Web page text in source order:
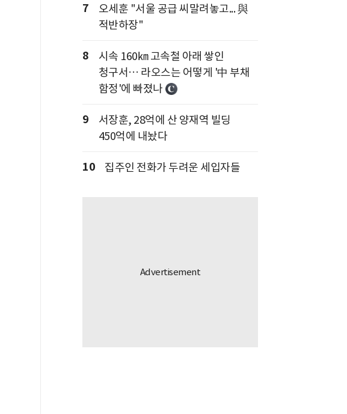
7
오세훈 "서울 공급 씨말려놓고... 與
적반하장"
8
시속 160㎞ 고속철 아래 쌓인
청구서… 라오스는 어떻게 '中 부채
함정'에 빠졌나
9
서장훈, 28억에 산 양재역 빌딩
450억에 내놨다
10 집주인 전화가 두려운 세입자들